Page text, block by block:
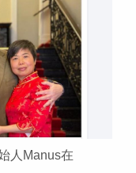
人Manus在